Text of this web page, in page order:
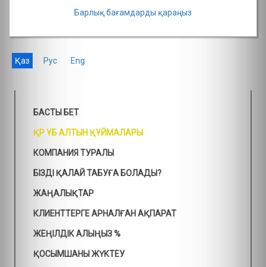
Барлық бағамдарды қараңыз
Қаз Рус Eng
БАСТЫ БЕТ
ҚР ҰБ АЛТЫН ҚҰЙМАЛАРЫ
КОМПАНИЯ ТУРАЛЫ
БІЗДІ ҚАЛАЙ ТАБУҒА БОЛАДЫ?
ЖАҢАЛЫҚТАР
КЛИЕНТТЕРГЕ АРНАЛҒАН АҚПАРАТ
ЖЕҢІЛДІК АЛЫҢЫЗ %
ҚОСЫМШАНЫ ЖҮКТЕУ